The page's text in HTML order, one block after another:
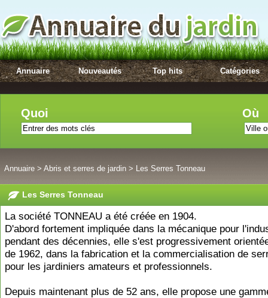
Annuaire Nouveautés Top hits Catégories
Quoi Où
Annuaire > Abris et serres de jardin > Les Serres Tonneau
Les Serres Tonneau
La société TONNEAU a été créée en 1904.
D'abord fortement impliquée dans la mécanique pour
pendant des décennies, elle s'est progressivement
de 1962, dans la fabrication et la commercialisation de
pour les jardiniers amateurs et professionnels.
Depuis maintenant plus de 52 ans, elle propose une